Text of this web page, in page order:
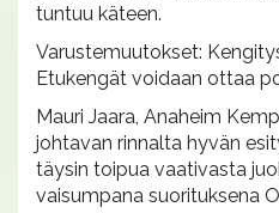
tuntuu käteen.
Varustemuutokset:
Etukengät voidaan ottaa
Mauri Jaara, Anaheim
johtavan rinnalta hyvän
täysin toipua vaativasta
vaisumpana suorituksena